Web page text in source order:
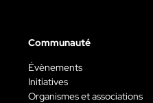
Communauté
Évènements
Initiatives
Organismes et associations